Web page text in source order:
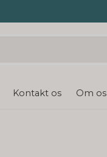
Kontakt os Om os